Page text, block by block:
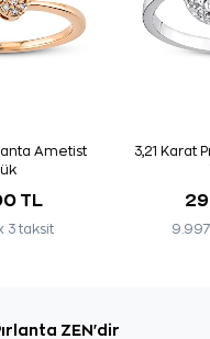
Ametist
TL
3 taksit
3,21 Karat
ZEN'dir